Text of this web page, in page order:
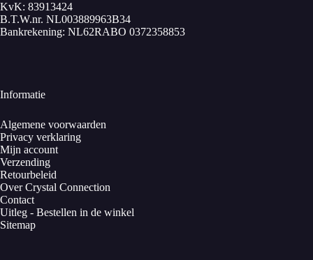
KvK: 83913424
B.T.W.nr. NL003889963B34
Bankrekening: NL62RABO 0372358853
Informatie
Algemene voorwaarden
Privacy verklaring
Mijn account
Verzending
Retourbeleid
Over Crystal Connection
Contact
Uitleg - Bestellen in de winkel
Sitemap